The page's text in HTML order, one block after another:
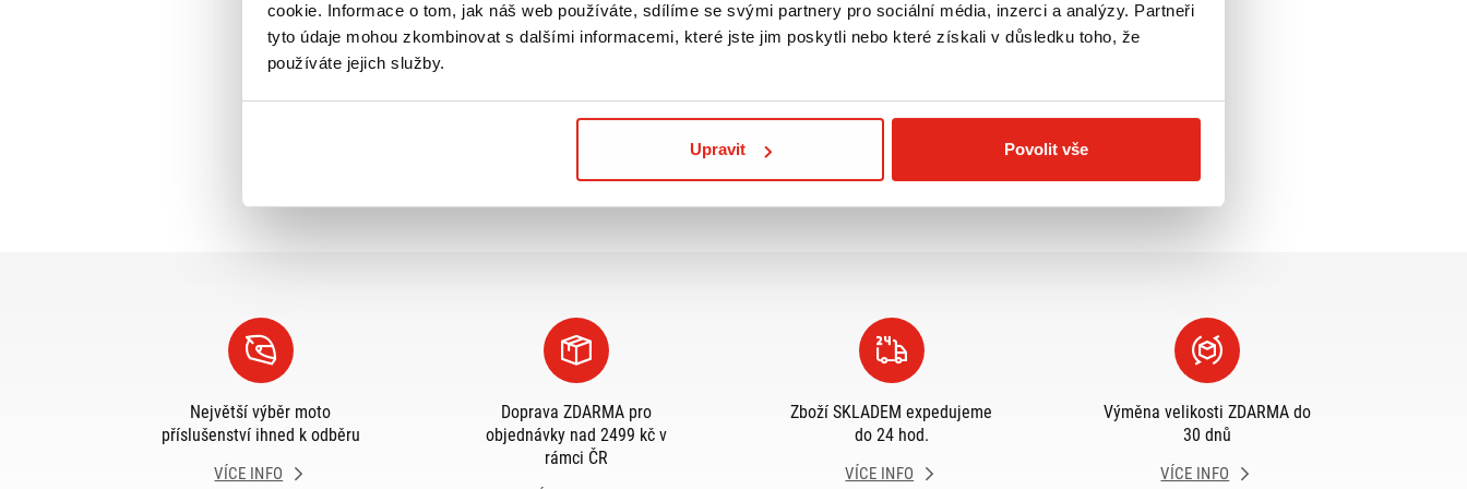
cookie. Informace o tom, jak náš web používáte, sdílíme se svými partnery pro sociální média, inzerci a analýzy. Partneři
tyto údaje mohou zkombinovat s dalšími informacemi, které jste jim poskytli nebo které získali v důsledku toho, že
používáte jejich služby.
Upravit Povolit vše
Největší výběr moto
příslušenství ihned k odběru
VÍCE INFO
Doprava ZDARMA pro
objednávky nad 2499 kč v
rámci ČR
Zboží SKLADEM expedujeme
do 24 hod.
VÍCE INFO
Výměna velikosti ZDARMA do
30 dnů
VÍCE INFO